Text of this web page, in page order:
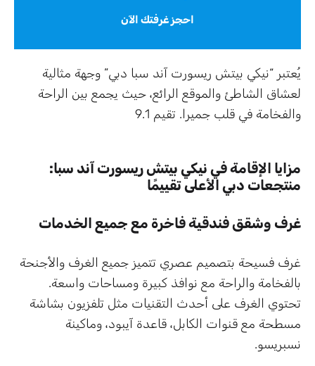
احجز غرفتك الآن
يُعتبر “نيكي بيتش ريسورت آند سبا دبي” وجهة مثالية
لعشاق الشاطئ والموقع الرائع، حيث يجمع بين الراحة
والفخامة في قلب جميرا. تقيم 9.1
مزايا الإقامة في نيكي بيتش ريسورت آند سبا:
منتجعات دبي الأعلى تقييمًا
غرف وشقق فندقية فاخرة مع جميع الخدمات
غرف فسيحة بتصميم عصري تتميز جميع الغرف والأجنحة
بالفخامة والراحة مع نوافذ كبيرة ومساحات واسعة.
تحتوي الغرف على أحدث التقنيات مثل تلفزيون بشاشة
مسطحة مع قنوات الكابل، قاعدة آيبود، وماكينة
نسبريسو.